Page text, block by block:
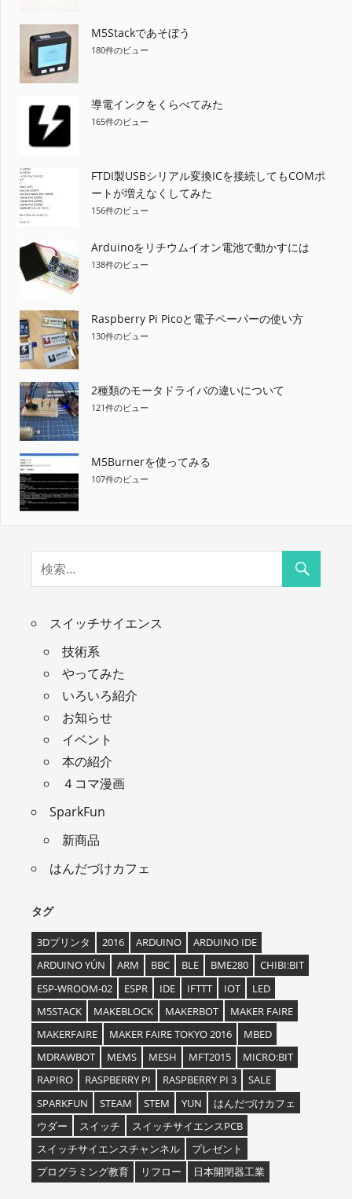
M5Stackであそぼう
180件のビュー
導電インクをくらべてみた
165件のビュー
FTDI製USBシリアル変換ICを接続してもCOMポ
ートが増えなくしてみた
156件のビュー
Arduinoをリチウムイオン電池で動かすには
138件のビュー
Raspberry Pi Picoと電子ペーパーの使い方
130件のビュー
2種類のモータドライバの違いについて
121件のビュー
M5Burnerを使ってみる
107件のビュー
スイッチサイエンス
技術系
やってみた
いろいろ紹介
お知らせ
イベント
本の紹介
４コマ漫画
SparkFun
新商品
はんだづけカフェ
タグ
3Dプリンタ 2016 ARDUINO
ARDUINO IDE
ARDUINO YÚN
ARM BBC BLE BME280
CHIBI:BIT
ESP-WROOM-02
ESPR IDE IFTTT IOT
LED
M5STACK
MAKEBLOCK MAKERBOT
MAKER FAIRE
MAKERFAIRE
MAKER FAIRE TOKYO 2016
MBED
MDRAWBOT
MEMS MESH MFT2015
MICRO:BIT
RAPIRO
RASPBERRY PI RASPBERRY PI 3
SALE
SPARKFUN
STEAM STEM YUN
はんだづけカフェ
ウダー
スイッチ
スイッチサイエンスPCB
スイッチサイエンスチャンネル
プレゼント
プログラミング教育
リフロー 日本開閉器工業